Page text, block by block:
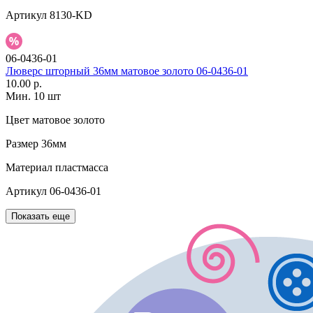
Артикул 8130-KD
06-0436-01
Люверс шторный 36мм матовое золото 06-0436-01
10.00 р.
Мин. 10 шт
Цвет матовое золото
Размер 36мм
Материал пластмасса
Артикул 06-0436-01
Показать еще